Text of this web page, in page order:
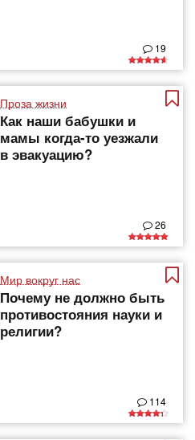
19
Проза жизни
Как наши бабушки и
мамы когда-то уезжали
в эвакуацию?
26
Мир вокруг нас
Почему не должно быть
противостояния науки и
религии?
114